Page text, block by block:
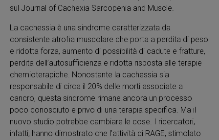
sul Journal of Cachexia Sarcopenia and Muscle.
La cachessia è una sindrome caratterizzata da
consistente atrofia muscolare che porta a perdita di peso
e ridotta forza, aumento di possibilità di cadute e fratture,
perdita dell’autosufficienza e ridotta risposta alle terapie
chemioterapiche. Nonostante la cachessia sia
responsabile di circa il 20% delle morti associate a
cancro, questa sindrome rimane ancora un processo
poco conosciuto e privo di una terapia specifica. Ma il
nuovo studio potrebbe cambiare le cose. I ricercatori,
infatti, hanno dimostrato che l’attività di RAGE, stimolato